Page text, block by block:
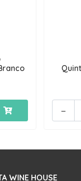
-
WINE HOUSE